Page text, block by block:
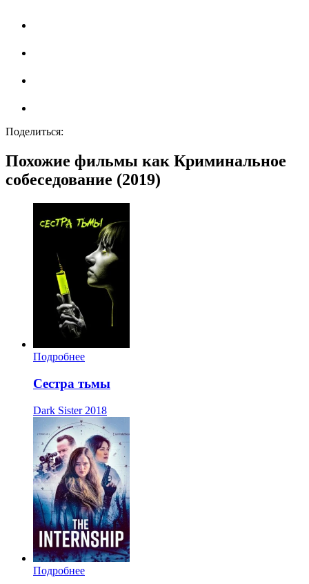
Поделиться:
Похожие фильмы как Криминальное
собеседование (2019)
Подробнее
Сестра тьмы
Dark Sister 2018
Подробнее